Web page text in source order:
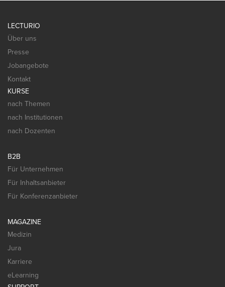
LECTURIO
Über uns
Presse
Jobangebote
Kontakt
KURSE
nach Themen
nach Institutionen
nach Dozenten
B2B
Für Unternehmen
Für Inhaltsanbieter
Für Konferenzanbieter
MAGAZINE
Medizin
Jura
Karriere
eLearning